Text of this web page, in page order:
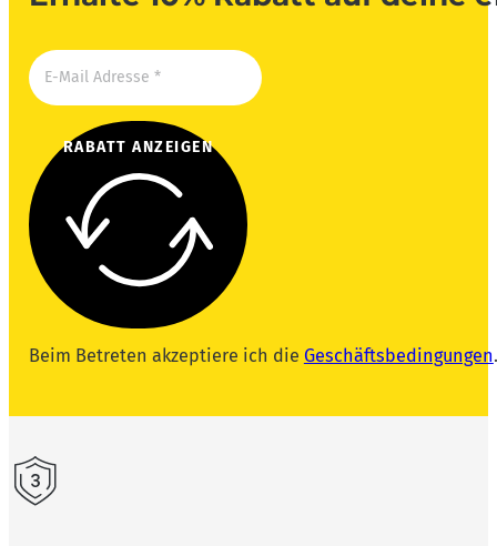
RABATT ANZEIGEN
Beim Betreten akzeptiere ich die Geschäftsbedingungen.